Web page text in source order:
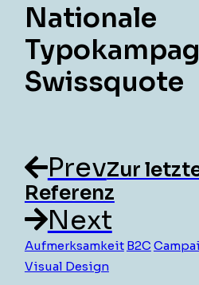
Nationale
Swissquote
PrevZur
Referenz
Next
Aufmerksamkeit B2C
Visual Design